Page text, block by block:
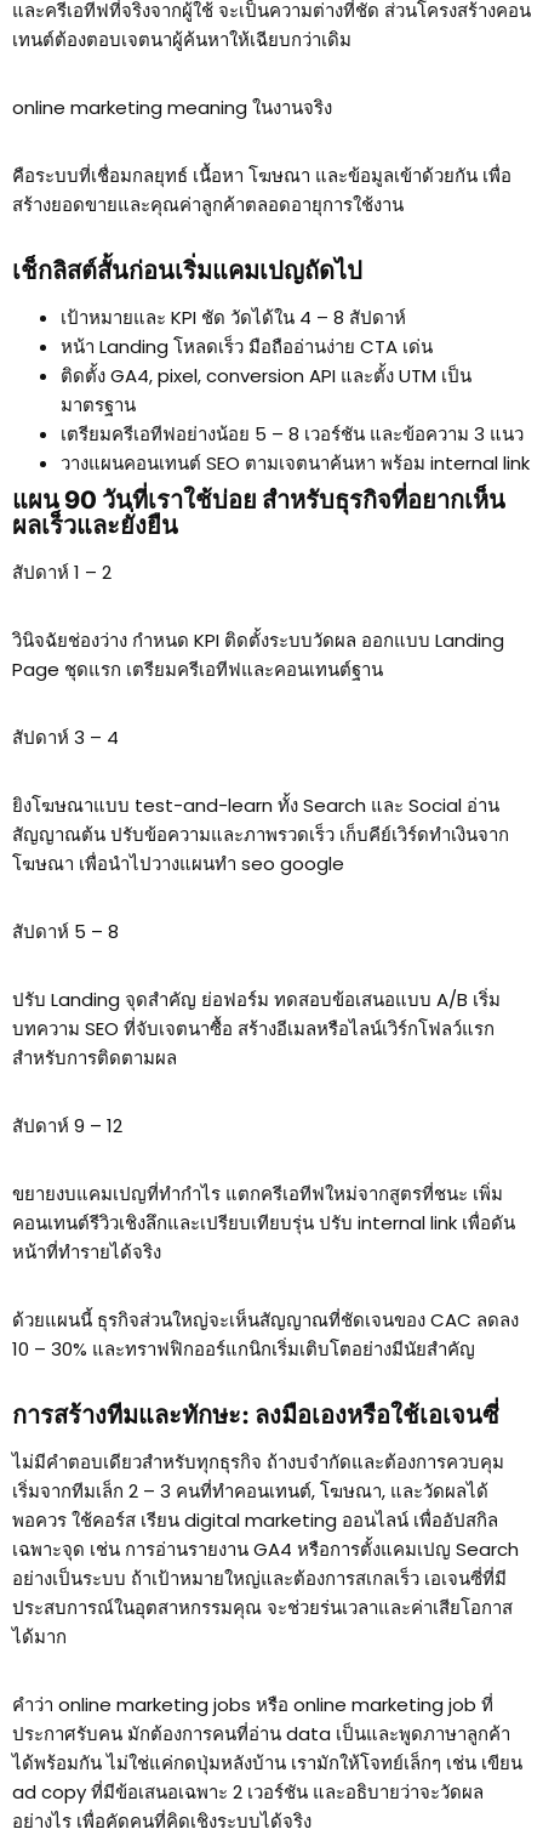
และครีเอทีฟที่จริงจากผู้ใช้ จะเป็นความต่างที่ชัด ส่วนโครงสร้างคอน
เทนต์ต้องตอบเจตนาผู้ค้นหาให้เฉียบกว่าเดิม
online marketing meaning ในงานจริง
คือระบบที่เชื่อมกลยุทธ์ เนื้อหา โฆษณา และข้อมูลเข้าด้วยกัน เพื่อ
สร้างยอดขายและคุณค่าลูกค้าตลอดอายุการใช้งาน
เช็กลิสต์สั้นก่อนเริ่มแคมเปญถัดไป
เป้าหมายและ KPI ชัด วัดได้ใน 4 – 8 สัปดาห์
หน้า Landing โหลดเร็ว มือถืออ่านง่าย CTA เด่น
ติดตั้ง GA4, pixel, conversion API และตั้ง UTM เป็น
มาตรฐาน
เตรียมครีเอทีฟอย่างน้อย 5 – 8 เวอร์ชัน และข้อความ 3 แนว
วางแผนคอนเทนต์ SEO ตามเจตนาค้นหา พร้อม internal link
แผน 90 วันที่เราใช้บ่อย สำหรับธุรกิจที่อยากเห็น
ผลเร็วและยั่งยืน
สัปดาห์ 1 – 2
วินิจฉัยช่องว่าง กำหนด KPI ติดตั้งระบบวัดผล ออกแบบ Landing
Page ชุดแรก เตรียมครีเอทีฟและคอนเทนต์ฐาน
สัปดาห์ 3 – 4
ยิงโฆษณาแบบ test-and-learn ทั้ง Search และ Social อ่าน
สัญญาณต้น ปรับข้อความและภาพรวดเร็ว เก็บคีย์เวิร์ดทำเงินจาก
โฆษณา เพื่อนำไปวางแผนทํา seo google
สัปดาห์ 5 – 8
ปรับ Landing จุดสำคัญ ย่อฟอร์ม ทดสอบข้อเสนอแบบ A/B เริ่ม
บทความ SEO ที่จับเจตนาซื้อ สร้างอีเมลหรือไลน์เวิร์กโฟลว์แรก
สำหรับการติดตามผล
สัปดาห์ 9 – 12
ขยายงบแคมเปญที่ทำกำไร แตกครีเอทีฟใหม่จากสูตรที่ชนะ เพิ่ม
คอนเทนต์รีวิวเชิงลึกและเปรียบเทียบรุ่น ปรับ internal link เพื่อดัน
หน้าที่ทำรายได้จริง
ด้วยแผนนี้ ธุรกิจส่วนใหญ่จะเห็นสัญญาณที่ชัดเจนของ CAC ลดลง
10 – 30% และทราฟฟิกออร์แกนิกเริ่มเติบโตอย่างมีนัยสำคัญ
การสร้างทีมและทักษะ: ลงมือเองหรือใช้เอเจนซี่
ไม่มีคำตอบเดียวสำหรับทุกธุรกิจ ถ้างบจำกัดและต้องการควบคุม
เริ่มจากทีมเล็ก 2 – 3 คนที่ทำคอนเทนต์, โฆษณา, และวัดผลได้
พอควร ใช้คอร์ส เรียน digital marketing ออนไลน์ เพื่ออัปสกิล
เฉพาะจุด เช่น การอ่านรายงาน GA4 หรือการตั้งแคมเปญ Search
อย่างเป็นระบบ ถ้าเป้าหมายใหญ่และต้องการสเกลเร็ว เอเจนซี่ที่มี
ประสบการณ์ในอุตสาหกรรมคุณ จะช่วยร่นเวลาและค่าเสียโอกาส
ได้มาก
คำว่า online marketing jobs หรือ online marketing job ที่
ประกาศรับคน มักต้องการคนที่อ่าน data เป็นและพูดภาษาลูกค้า
ได้พร้อมกัน ไม่ใช่แค่กดปุ่มหลังบ้าน เรามักให้โจทย์เล็กๆ เช่น เขียน
ad copy ที่มีข้อเสนอเฉพาะ 2 เวอร์ชัน และอธิบายว่าจะวัดผล
อย่างไร เพื่อคัดคนที่คิดเชิงระบบได้จริง